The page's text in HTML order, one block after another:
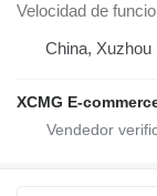
Velocidad de
China, Xuzhou
XCMG E-